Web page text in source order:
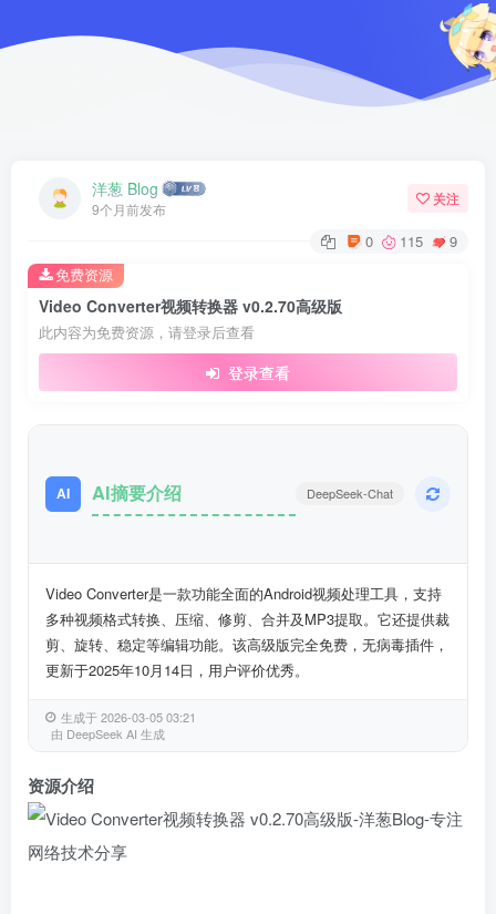
洋葱 Blog
9个月前发布
关注
0 115 9
Video Converter视频转换器 v0.2.70高级版
此内容为免费资源，请登录后查看
登录查看
免费资源
AI AI摘要介绍 DeepSeek-Chat
Video Converter是一款功能全面的Android视频处理工具，支持
多种视频格式转换、压缩、修剪、合并及MP3提取。它还提供裁
剪、旋转、稳定等编辑功能。该高级版完全免费，无病毒插件，
更新于2025年10月14日，用户评价优秀。
生成于 2026-03-05 03:21
由 DeepSeek AI 生成
资源介绍